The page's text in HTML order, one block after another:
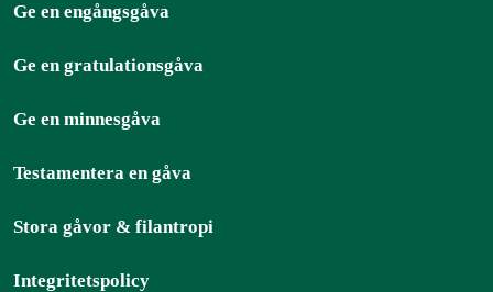
Ge en engångsgåva
Ge en gratulationsgåva
Ge en minnesgåva
Testamentera en gåva
Stora gåvor & filantropi
Integritetspolicy